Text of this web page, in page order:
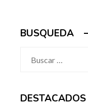
BUSQUEDA
DESTACADOS